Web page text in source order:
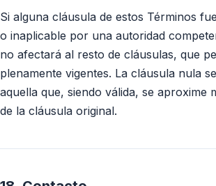
Si alguna cláusula de estos Términos
o inaplicable por una autoridad
no afectará al resto de cláusulas, que
plenamente vigentes. La cláusula nula
aquella que, siendo válida, se aproxime
de la cláusula original.